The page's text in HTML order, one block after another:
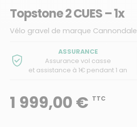
Topstone 2 CUES – 1x
Vélo gravel de marque Cannondale
ASSURANCE
Assurance vol casse
et assistance à 1€ pendant 1 an
1 999,00 € TTC